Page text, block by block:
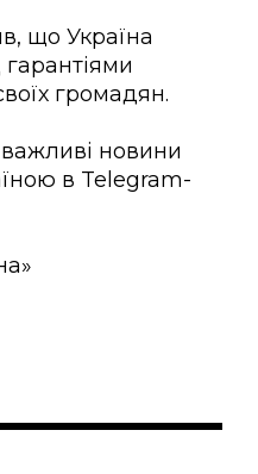
що Україна
громадян.
новини
в Telegram-